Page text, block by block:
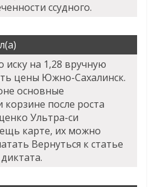
ссудного.
иску на 1,28 вручную
цены Южно-Сахалинск.
основные
корзине после роста
Ультра-си
карте, их можно
Вернуться к статье